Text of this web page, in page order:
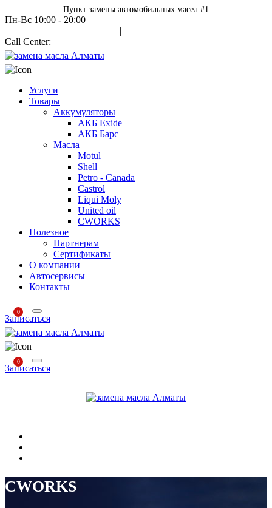
Пункт замены автомобильных масел #1
Пн-Вс 10:00 - 20:00
|
Call Center:
Услуги
Товары
Аккумуляторы
АКБ Exide
АКБ Барс
Масла
Motul
Shell
Petro - Canada
Castrol
Liqui Moly
United oil
CWORKS
Полезное
Партнерам
Сертификаты
О компании
Автосервисы
Контакты
0
Записаться
0
Записаться
CWORKS